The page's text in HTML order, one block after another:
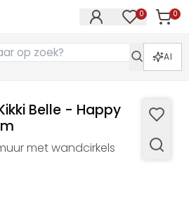
0 0
AI
Belle - Happy
met wandcirkels